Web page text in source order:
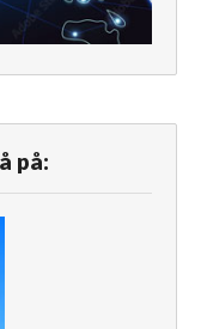
på: